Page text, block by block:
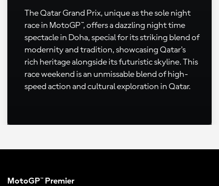
The Qatar Grand Prix, unique as the sole night
race in MotoGP™, offers a dazzling night time
spectacle in Doha, special for its striking blend of
modernity and tradition, showcasing Qatar's
rich heritage alongside its futuristic skyline. This
race weekend is an unmissable blend of high-
speed action and cultural exploration in Qatar.
MotoGP™ Premier